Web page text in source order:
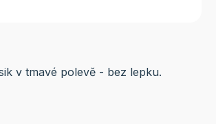
v tmavé polevě - bez lepku.